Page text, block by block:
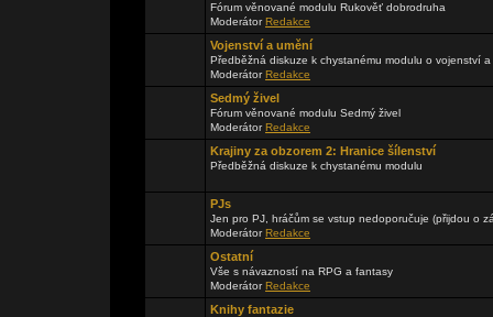
Fórum věnované modulu Rukověť dobrodruha
ModerátorRedakce
Vojenství a umění
Předběžná diskuze k chystanému modulu o vojenství
ModerátorRedakce
Sedmý živel
Fórum věnované modulu Sedmý živel
ModerátorRedakce
Krajiny za obzorem 2: Hranice šílenství
Předběžná diskuze k chystanému modulu
PJs
Jen pro PJ, hráčům se vstup nedoporučuje (přijdou o
ModerátorRedakce
Ostatní
Vše s návazností na RPG a fantasy
ModerátorRedakce
Knihy fantazie